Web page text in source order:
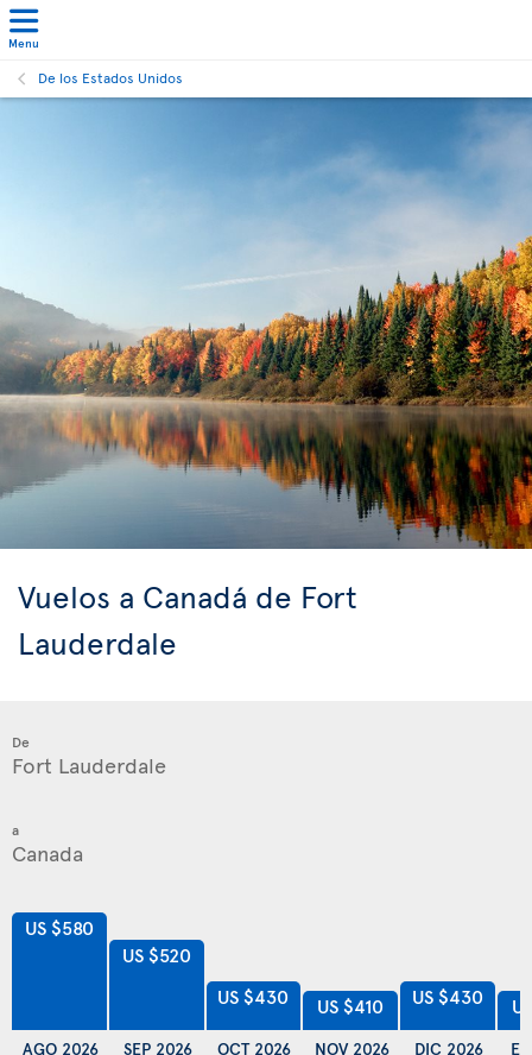
Menu
De los Estados Unidos
Vuelos a Canadá de Fort
Lauderdale
De
a
US $580
AGO 2026
US $520
SEP 2026
US $430
OCT 2026
US $410
NOV 2026
US $430
DIC 2026